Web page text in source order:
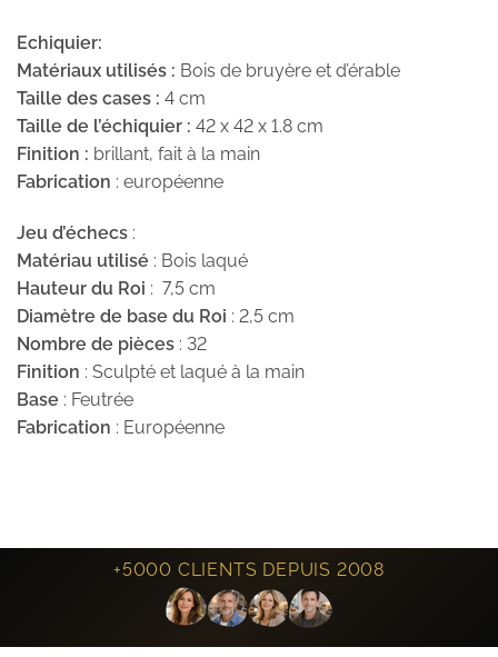
Echiquier:
Matériaux utilisés : Bois de bruyère et d’érable
Taille des cases : 4 cm
Taille de l’échiquier : 42 x 42 x 1.8 cm
Finition : brillant, fait à la main
Fabrication : européenne
Jeu d’échecs :
Matériau utilisé : Bois laqué
Hauteur du Roi : 7,5 cm
Diamètre de base du Roi : 2,5 cm
Nombre de pièces : 32
Finition : Sculpté et laqué à la main
Base : Feutrée
Fabrication : Européenne
+5000 CLIENTS DEPUIS 2008